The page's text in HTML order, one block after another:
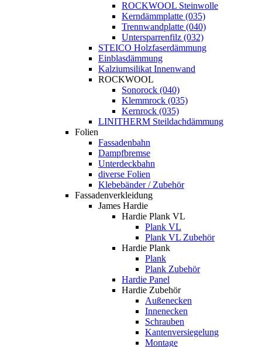
ROCKWOOL Steinwolle
Kerndämmplatte (035)
Trennwandplatte (040)
Untersparrenfilz (032)
STEICO Holzfaserdämmung
Einblasdämmung
Kalziumsilikat Innenwand
ROCKWOOL
Sonorock (040)
Klemmrock (035)
Kernrock (035)
LINITHERM Steildachdämmung
Folien
Fassadenbahn
Dampfbremse
Unterdeckbahn
diverse Folien
Klebebänder / Zubehör
Fassadenverkleidung
James Hardie
Hardie Plank VL
Plank VL
Plank VL Zubehör
Hardie Plank
Plank
Plank Zubehör
Hardie Panel
Hardie Zubehör
Außenecken
Innenecken
Schrauben
Kantenversiegelung
Montage